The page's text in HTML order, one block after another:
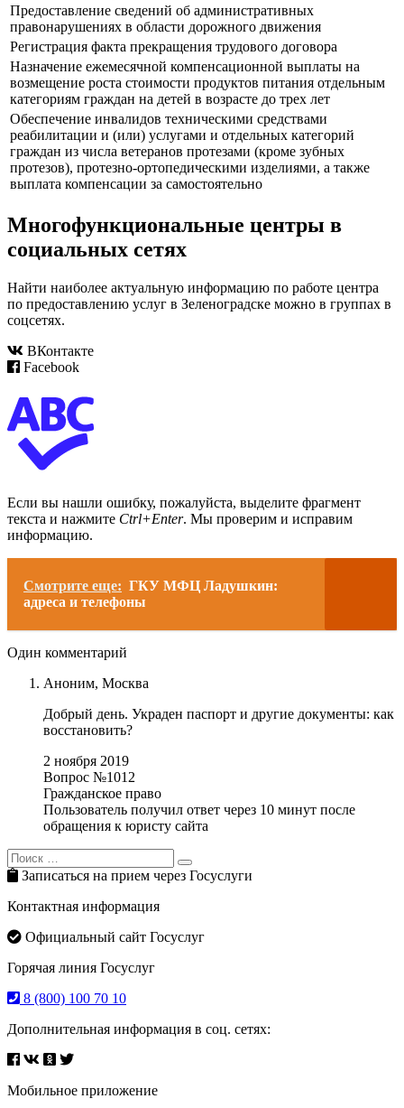
Предоставление сведений об административных
правонарушениях в области дорожного движения
Регистрация факта прекращения трудового договора
Назначение ежемесячной компенсационной выплаты на
возмещение роста стоимости продуктов питания отдельным
категориям граждан на детей в возрасте до трех лет
Обеспечение инвалидов техническими средствами
реабилитации и (или) услугами и отдельных категорий
граждан из числа ветеранов протезами (кроме зубных
протезов), протезно-ортопедическими изделиями, а также
выплата компенсации за самостоятельно
Многофункциональные центры в
социальных сетях
Найти наиболее актуальную информацию по работе центра
по предоставлению услуг в Зеленоградске можно в группах в
соцсетях.
ВКонтакте
Facebook
Если вы нашли ошибку, пожалуйста, выделите фрагмент
текста и нажмите Ctrl+Enter. Мы проверим и исправим
информацию.
Смотрите еще: ГКУ МФЦ Ладушкин:
адреса и телефоны
Один комментарий
Аноним, Москва
Добрый день. Украден паспорт и другие документы: как
восстановить?
2 ноября 2019
Вопрос №1012
Гражданское право
Пользователь получил ответ через 10 минут после
обращения к юристу сайта
Search
for:
Search
Записаться на прием через Госуслуги
Контактная информация
Официальный сайт Госуслуг
Горячая линия Госуслуг
8 (800) 100 70 10
Дополнительная информация в соц. сетях:
Мобильное приложение